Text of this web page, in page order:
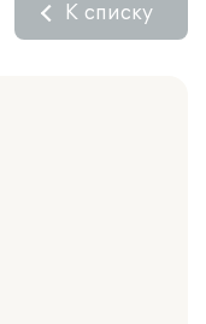
К списку